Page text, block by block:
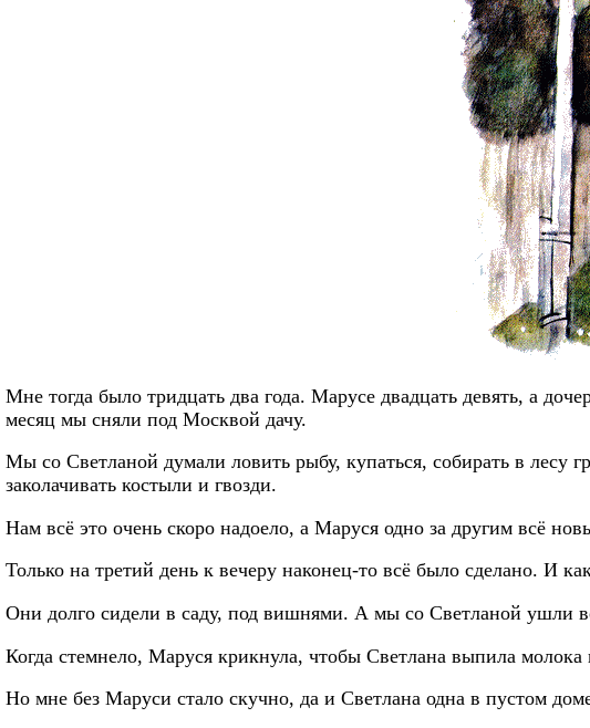
Мне тогда было тридцать два года. Марусе двадцать девять, а
месяц мы сняли под Москвой дачу.
Мы со Светланой думали ловить рыбу, купаться, собирать в лесу
заколачивать костыли и гвозди.
Нам всё это очень скоро надоело, а Маруся одно за другим всё
Только на третий день к вечеру наконец-то всё было сделано. И
Они долго сидели в саду, под вишнями. А мы со Светланой ушли
Когда стемнело, Маруся крикнула, чтобы Светлана выпила
Но мне без Маруси стало скучно, да и Светлана одна в пустом доме